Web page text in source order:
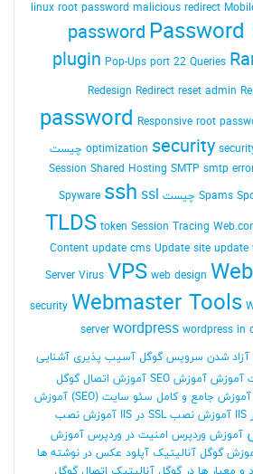
linux root password malicious redirect
password
plugin Pop-Ups port 22 Queries
Redesign Redirect reset admin
password Responsive root
optimization security
Session Shared Hosting SMTP smtp
Spams
Spyware ssh ssl
TLDS token Session Tracing
Content update cms Update site update
Server Virus VPS web design
security Webmaster Tools
server wordpress wordpress in
آزاد شدن سرویس گوگل آسیب پذیری آشنایی
آموزش آموزش SEO
آموزش اتصال گوگل
آموزش جامع و کامل سئو سایت (SEO)
آموزش
آموزش نصب SSL در IIS
آموزش نصب
آموزش وردپرس امنیت در وردپرس آموزش
گوگل آنالیتیک آپلود عکس در نوشته ها